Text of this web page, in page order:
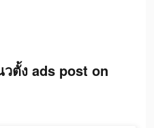
ตั้ง ads post on